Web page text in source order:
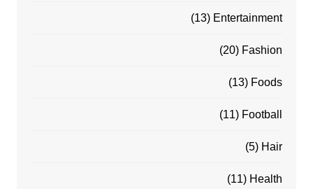
Entertainment
(13)
Fashion
(20)
Foods
(13)
Football
(11)
Hair
(5)
Health
(11)